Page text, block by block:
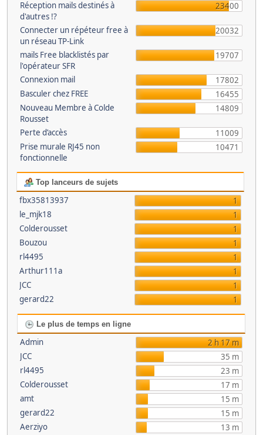
Réception mails destinés à
d'autres !?
23400
Connecter un répéteur free à
un réseau TP-Link
20032
mails Free blacklistés par
l'opérateur SFR
19707
Connexion mail
17802
Basculer chez FREE
16455
Nouveau Membre à Colde
Rousset
14809
Perte d’accès
11009
Prise murale RJ45 non
fonctionnelle
10471
Top lanceurs de sujets
fbx35813937
1
le_mjk18
1
Colderousset
1
Bouzou
1
rl4495
1
Arthur111a
1
JCC
1
gerard22
1
Le plus de temps en ligne
Admin
2 h 17 m
JCC
35 m
rl4495
23 m
Colderousset
17 m
amt
15 m
gerard22
15 m
Aerziyo
13 m